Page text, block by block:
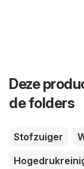
Deze
de folders
Stofzuiger